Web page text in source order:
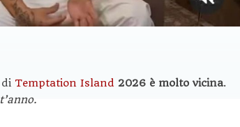
Temptation Island 2026 è molto vicina.